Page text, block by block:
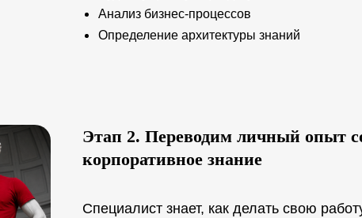
Анализ бизнес-процессов
Определение архитектуры знаний
Этап 2. Переводим личный опыт
корпоративное знание
Специалист знает, как делать свою